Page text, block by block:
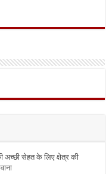
अच्छी सेहत के लिए क्षेत्र की